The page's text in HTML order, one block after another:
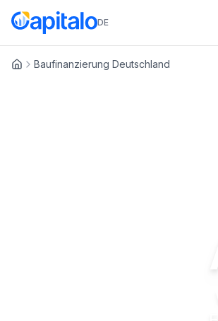
DE
Baufinanzierung Deutschland